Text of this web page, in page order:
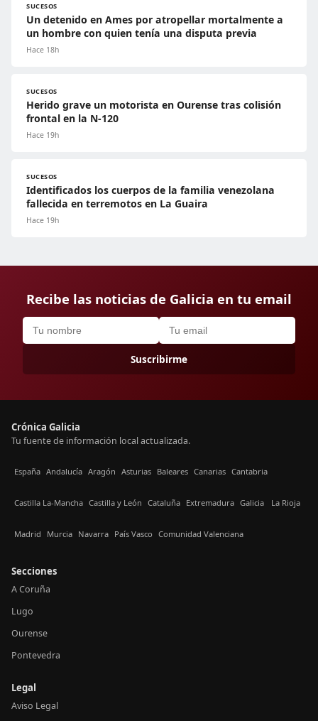
SUCESOS
Un detenido en Ames por atropellar mortalmente a
un hombre con quien tenía una disputa previa
Hace 18h
SUCESOS
Herido grave un motorista en Ourense tras colisión
frontal en la N-120
Hace 19h
SUCESOS
Identificados los cuerpos de la familia venezolana
fallecida en terremotos en La Guaira
Hace 19h
Recibe las noticias de Galicia en tu email
Suscribirme
Crónica Galicia
Tu fuente de información local actualizada.
España Andalucía Aragón Asturias Baleares Canarias Cantabria
Castilla La-Mancha Castilla y León Cataluña Extremadura Galicia La Rioja
Madrid Murcia Navarra País Vasco Comunidad Valenciana
Secciones
A Coruña
Lugo
Ourense
Pontevedra
Legal
Aviso Legal